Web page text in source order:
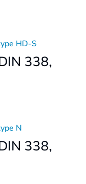
338,
338,